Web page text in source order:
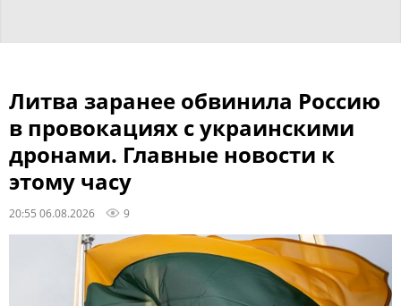
Литва заранее обвинила Россию
в провокациях с украинскими
дронами. Главные новости к
этому часу
20:55 06.08.2026 9